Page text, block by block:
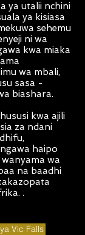
ya utalii nchini
ya kisiasa
sehemu
ni wa
kwa miaka
wa mbali,
sasa -
biashara.
kwa ajili
za ndani
haipo
wa
na baadhi
.
Vic Falls